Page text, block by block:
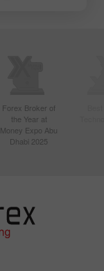
Forex Broker of
the Year at
Money Expo Abu
Dhabi 2025